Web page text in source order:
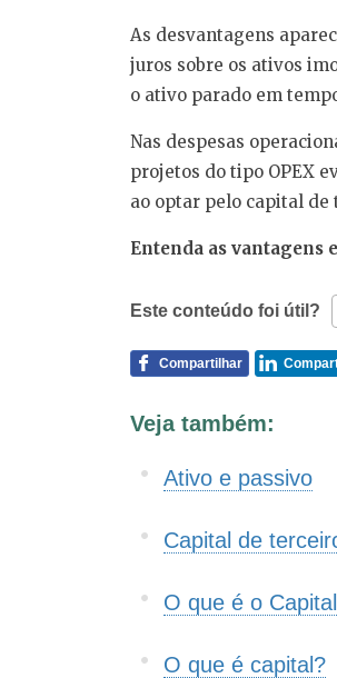
As desvantagens
juros sobre os ativos
o ativo parado em
Nas despesas
projetos do tipo OPEX
ao optar pelo capital de
Entenda as vantagens
Este conteúdo foi útil?
Este conteúdo não tem
Outro
Compartilhar
Veja também:
Ativo e passivo
Capital de
O que é o
O que é capital?